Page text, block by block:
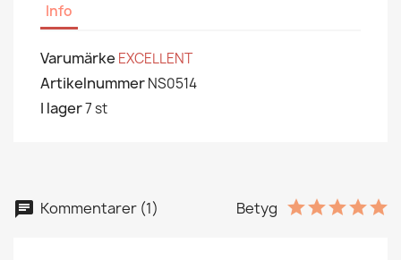
Info
Varumärke EXCELLENT
ArtikelnummerNS0514
I lager7 st
Kommentarer (1) Betyg